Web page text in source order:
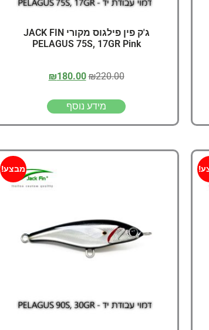
ג'ק פין פילגוס מקורי JACK FIN
PELAGUS 75S, 17GR Pink
₪220.00
₪180.00
מידע נוסף
מבצע!